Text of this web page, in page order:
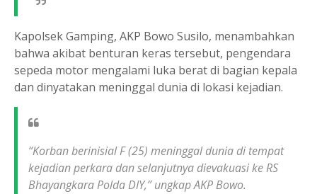
Kapolsek Gamping, AKP Bowo Susilo, menambahkan
bahwa akibat benturan keras tersebut, pengendara
sepeda motor mengalami luka berat di bagian kepala
dan dinyatakan meninggal dunia di lokasi kejadian.
“Korban berinisial F (25) meninggal dunia di tempat
kejadian perkara dan selanjutnya dievakuasi ke RS
Bhayangkara Polda DIY,” ungkap AKP Bowo.